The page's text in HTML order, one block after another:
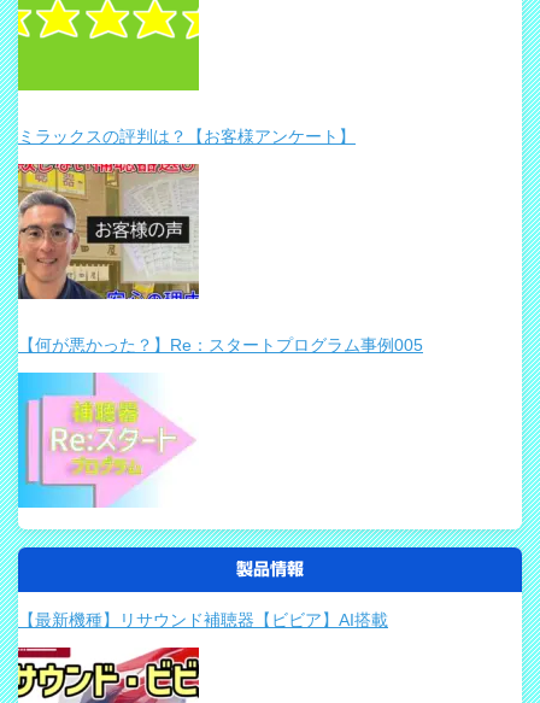
ミラックスの評判は？【お客様アンケート】
【何が悪かった？】Re：スタートプログラム事例005
製品情報
【最新機種】リサウンド補聴器【ビビア】AI搭載